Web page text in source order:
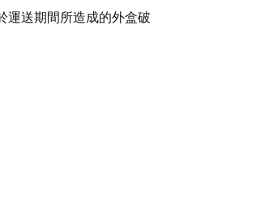
運送期間所造成的外盒破